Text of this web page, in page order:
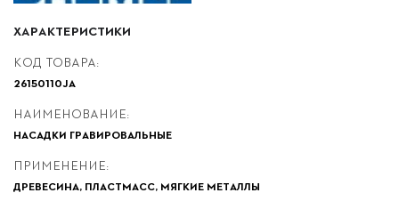
ХАРАКТЕРИСТИКИ
КОД ТОВАРА:
26150110JA
НАИМЕНОВАНИЕ:
НАСАДКИ ГРАВИРОВАЛЬНЫЕ
ПРИМЕНЕНИЕ:
ДРЕВЕСИНА, ПЛАСТМАСС, МЯГКИЕ МЕТАЛЛЫ